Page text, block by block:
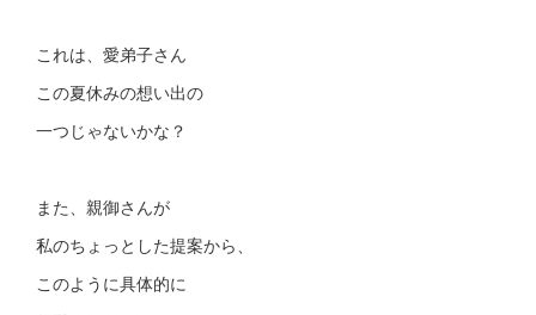
これは、愛弟子さん
この夏休みの想い出の
一つじゃないかな？
また、親御さんが
私のちょっとした提案から、
このように具体的に